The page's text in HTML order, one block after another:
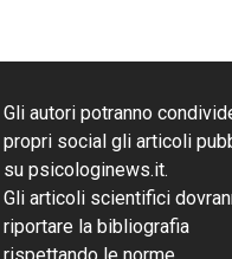
Gli autori potranno
propri social gli articoli
su psicologinews.it.
Gli articoli scientifici
riportare la bibliografia